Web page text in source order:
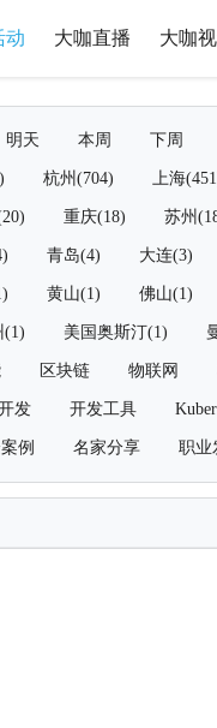
动 大咖直播 大咖
明天 本周 下周
杭州(704) 上海
重庆(18) 苏州
青岛(4) 大连(3)
黄山(1) 佛山(1)
(1) 美国奥斯汀(1)
区块链 物联网
发 开发工具
例 名家分享 职业